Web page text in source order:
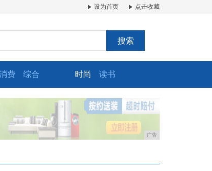
设为首页 点击收藏
搜索
费 综合 时尚 读书
广告